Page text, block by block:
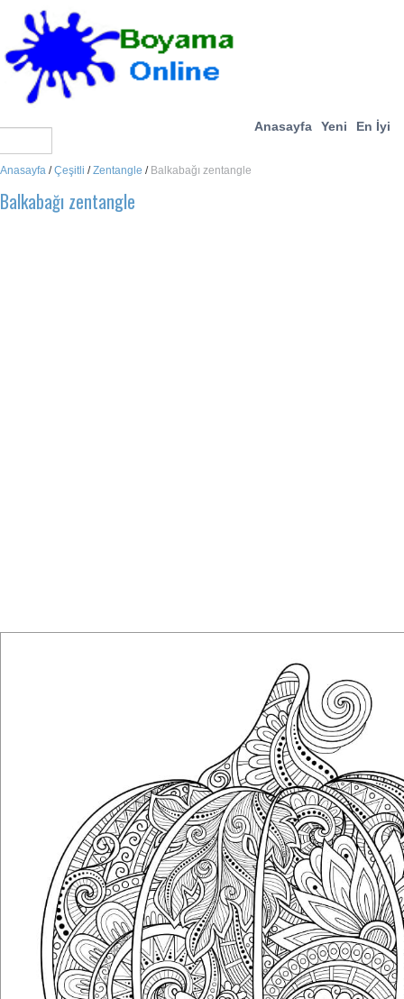
Anasayfa Yeni En İyi
Anasayfa /Çeşitli /Zentangle / Balkabağı zentangle
Balkabağı zentangle